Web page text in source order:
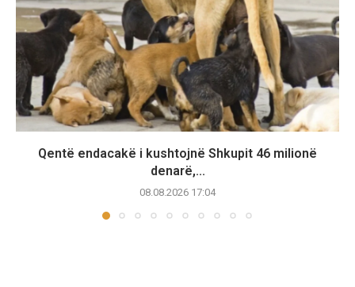
Qentë endacakë i kushtojnë Shkupit 46 milionë
denarë,...
08.08.2026 17:04